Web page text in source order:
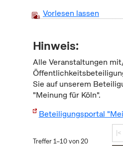
Vorlesen lassen
Hinweis:
Alle Veranstaltungen
Sie auf unserem
"Meinung für Köln".
Beteiligungsportal
Treffer 1–10 von 20
|<